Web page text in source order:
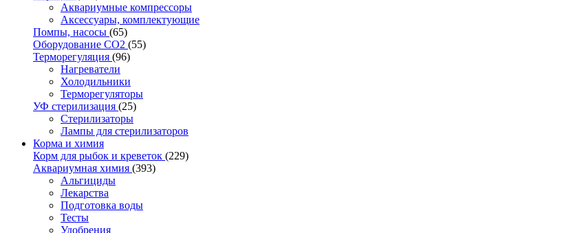
Аквариумные компрессоры
Аксессуары, комплектующие
Помпы, насосы (65)
Оборудование CO2 (55)
Терморегуляция (96)
Нагреватели
Холодильники
Терморегуляторы
УФ стерилизация (25)
Стерилизаторы
Лампы для стерилизаторов
Корма и химия
Корм для рыбок и креветок (229)
Аквариумная химия (393)
Альгициды
Лекарства
Подготовка воды
Тесты
Удобрения